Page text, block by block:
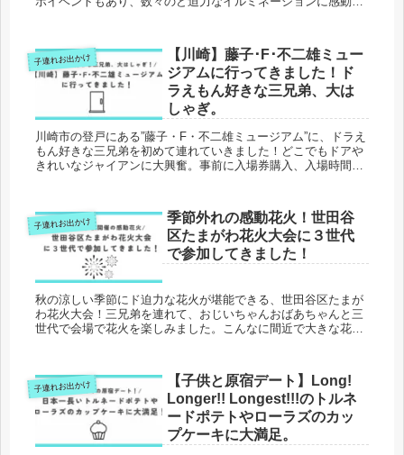
当ブログは、三兄弟ママの育児ブログです。子連れお出かけを
はじめとする育児家事のおすすめ情報を発信中。
子連れお出かけ
【川崎】藤子･F･不二雄ミュー
ジアムに行ってきました！ド
ラえもん好きな三兄弟、大は
しゃぎ。
川崎市の登戸にある”藤子・F・不二雄ミュージアム”に、ドラえ
もん好きな三兄弟を初めて連れていきました！どこでもドアや
きれいなジャイアンに大興奮。事前に入場券購入、入場時間指
もあり大満足。当ブログは、三兄弟ママの育児ブログです。子
供とのおでかけ情報など、育児家事のおすすめ情報を発信中。
子連れお出かけ
季節外れの感動花火！世田谷
区たまがわ花火大会に３世代
で参加してきました！
秋の涼しい季節にド迫力な花火が堪能できる、世田谷区たまが
わ花火大会！三兄弟を連れて、おじいちゃんおばあちゃんと三
世代で会場で花火を楽しみました。こんなに間近で大きな花火
確認の上、足を運んで見てくださいね。当ブログは、三兄弟マ
マの育児ブログです。子供とのお出かけをはじめとする、育児
家事のおすすめ情報を発信しています。
子連れお出かけ
【子供と原宿デート】Long!
Longer!! Longest!!!のトルネ
ードポテトやローラズのカッ
プケーキに大満足。